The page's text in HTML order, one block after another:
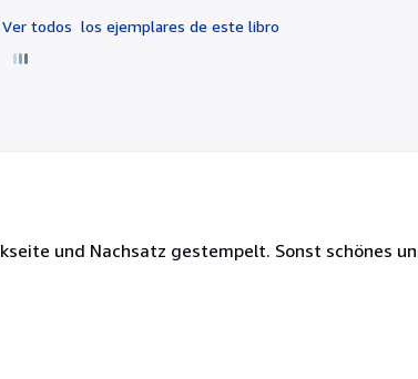
Ver todos los ejemplares de este libro
und Nachsatz gestempelt. Sonst schönes